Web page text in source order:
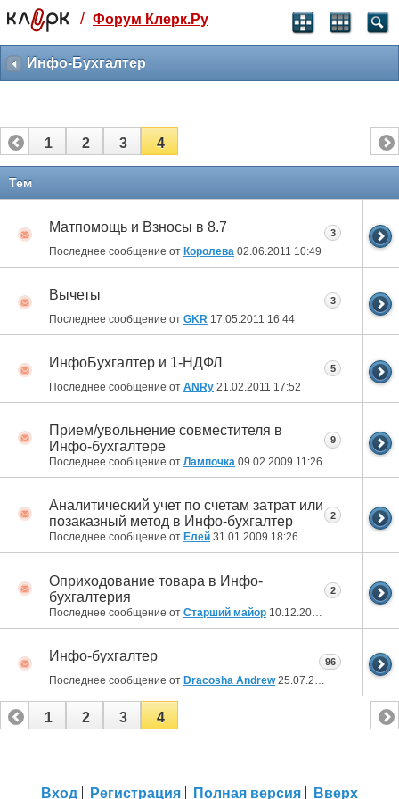
Святые угодники, Клерк без рекламы
прекрасен:)
3 месяца
259
-10%
полгода
499 ₽
Отмена Оплатить
/ Форум Клерк.Ру
Инфо-Бухгалтер
1 2 3 4
Тем
Матпомощь и Взносы в 8.7
Последнее сообщение от Королева 02.06.2011 10:49
3
Вычеты
Последнее сообщение от GKR 17.05.2011 16:44
3
ИнфоБухгалтер и 1-НДФЛ
Последнее сообщение от ANRy 21.02.2011 17:52
5
Прием/увольнение совместителя в
Инфо-бухгалтере
Последнее сообщение от Лампочка 09.02.2009 11:26
9
Аналитический учет по счетам затрат или
позаказный метод в Инфо-бухгалтер
Последнее сообщение от Елей 31.01.2009 18:26
2
Оприходование товара в Инфо-
бухгалтерия
Последнее сообщение от Старший майор 10.12.2006
2
Инфо-бухгалтер
Последнее сообщение от Dracosha Andrew25.07.2006
96
1 2 3 4
Вход Регистрация Полная версия Вверх